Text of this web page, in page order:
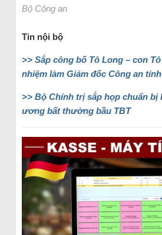
Bộ Công an
Tin nội bộ
>> Sắp công bố Tô Long – con
nhiệm làm Giám đốc Công an
>> Bộ Chính trị sắp họp chuẩn bị
ương bất thường bầu TBT